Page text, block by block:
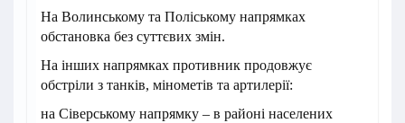
На Волинському та Поліському напрямках
обстановка без суттєвих змін.
На інших напрямках противник продовжує
обстріли з танків, мінометів та артилерії:
на Сіверському напрямку – в районі населених